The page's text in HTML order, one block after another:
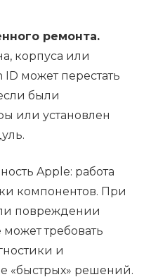
ремонта.
корпуса или
может перестать
были
или установлен
Apple: работа
компонентов. При
повреждении
требовать
и
«быстрых» решений.